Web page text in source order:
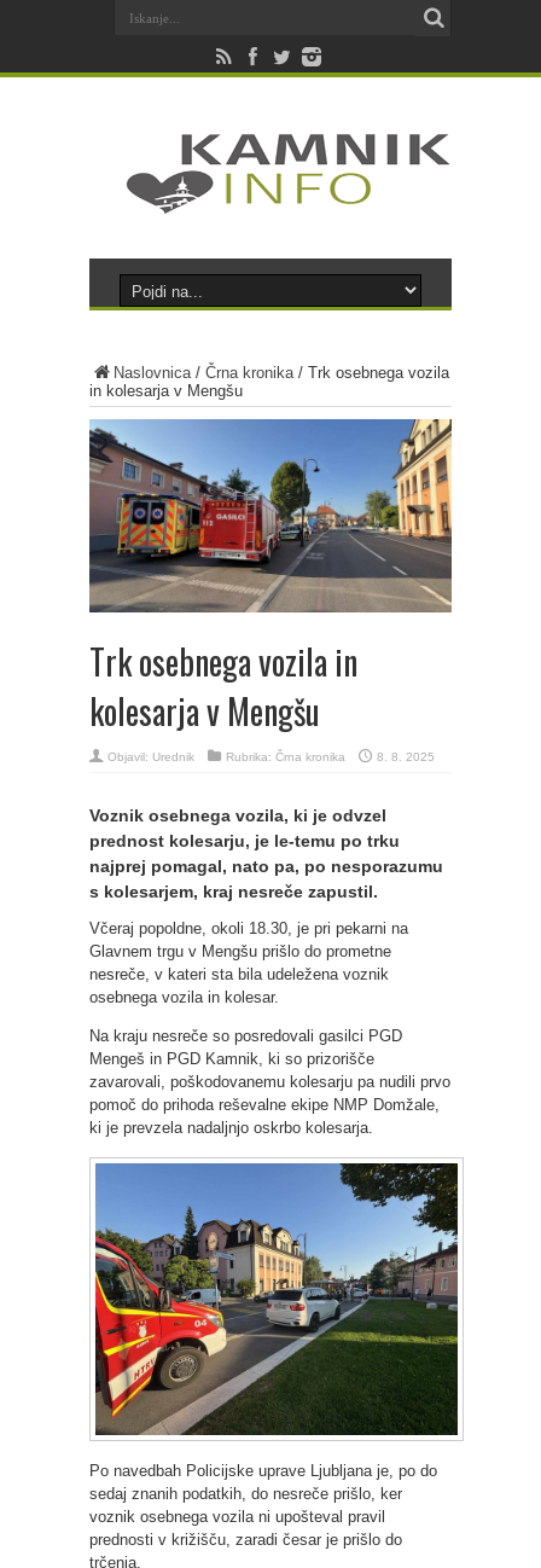
Naslovnica/ Črna kronika/ Trk osebnega vozila
in kolesarja v Mengšu
Trk osebnega vozila in
kolesarja v Mengšu
Objavil: Urednik Rubrika: Črna kronika 8. 8. 2025
Voznik osebnega vozila, ki je odvzel
prednost kolesarju, je le-temu po trku
najprej pomagal, nato pa, po nesporazumu
s kolesarjem, kraj nesreče zapustil.
Včeraj popoldne, okoli 18.30, je pri pekarni na
Glavnem trgu v Mengšu prišlo do prometne
nesreče, v kateri sta bila udeležena voznik
osebnega vozila in kolesar.
Na kraju nesreče so posredovali gasilci PGD
Mengeš in PGD Kamnik, ki so prizorišče
zavarovali, poškodovanemu kolesarju pa nudili prvo
pomoč do prihoda reševalne ekipe NMP Domžale,
ki je prevzela nadaljnjo oskrbo kolesarja.
Po navedbah Policijske uprave Ljubljana je, po do
sedaj znanih podatkih, do nesreče prišlo, ker
voznik osebnega vozila ni upošteval pravil
prednosti v križišču, zaradi česar je prišlo do
trčenja.